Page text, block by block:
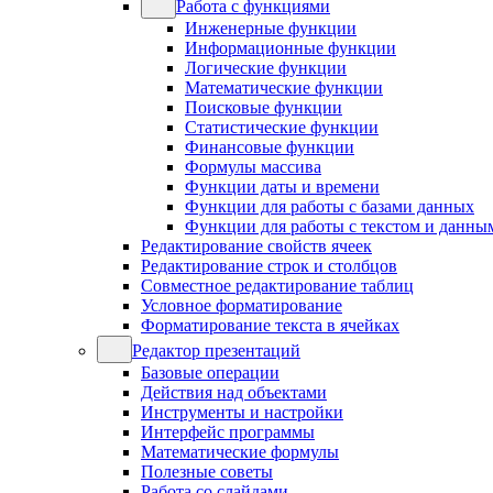
Работа с функциями
Инженерные функции
Информационные функции
Логические функции
Математические функции
Поисковые функции
Статистические функции
Финансовые функции
Формулы массива
Функции даты и времени
Функции для работы с базами данных
Функции для работы с текстом и
Редактирование свойств ячеек
Редактирование строк и столбцов
Совместное редактирование таблиц
Условное форматирование
Форматирование текста в ячейках
Редактор презентаций
Базовые операции
Действия над объектами
Инструменты и настройки
Интерфейс программы
Математические формулы
Полезные советы